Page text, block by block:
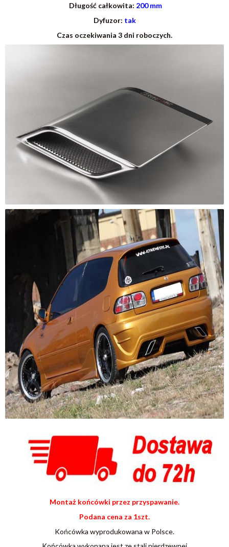
Długość całkowita: 200 mm
Dyfuzor: tak
Czas oczekiwania 3 dni roboczych.
Montaż końcówki przez przyspawanie.
Podana cena za 1szt.
Końcówka wyprodukowana w Polsce.